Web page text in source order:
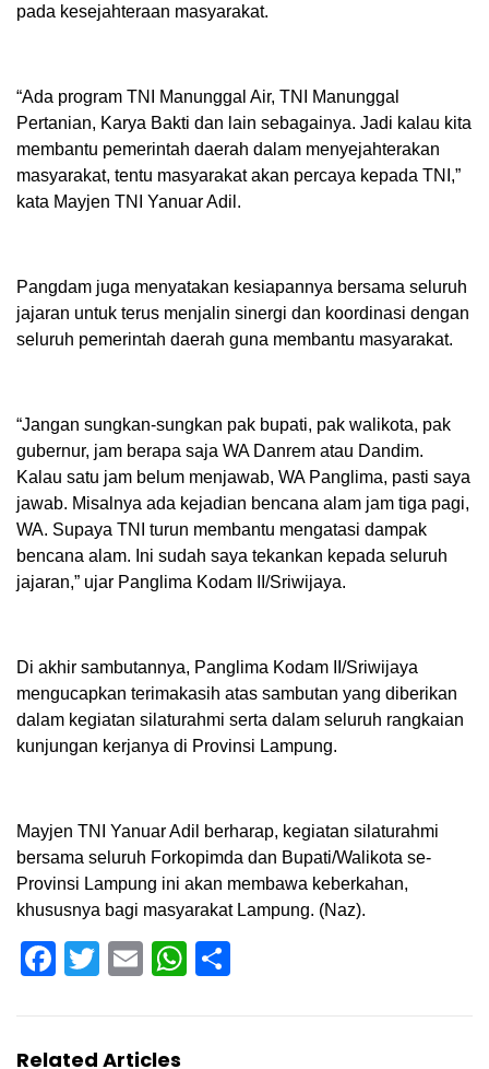
pada kesejahteraan masyarakat.
“Ada program TNI Manunggal Air, TNI Manunggal
Pertanian, Karya Bakti dan lain sebagainya. Jadi kalau kita
membantu pemerintah daerah dalam menyejahterakan
masyarakat, tentu masyarakat akan percaya kepada TNI,”
kata Mayjen TNI Yanuar Adil.
Pangdam juga menyatakan kesiapannya bersama seluruh
jajaran untuk terus menjalin sinergi dan koordinasi dengan
seluruh pemerintah daerah guna membantu masyarakat.
“Jangan sungkan-sungkan pak bupati, pak walikota, pak
gubernur, jam berapa saja WA Danrem atau Dandim.
Kalau satu jam belum menjawab, WA Panglima, pasti saya
jawab. Misalnya ada kejadian bencana alam jam tiga pagi,
WA. Supaya TNI turun membantu mengatasi dampak
bencana alam. Ini sudah saya tekankan kepada seluruh
jajaran,” ujar Panglima Kodam II/Sriwijaya.
Di akhir sambutannya, Panglima Kodam II/Sriwijaya
mengucapkan terimakasih atas sambutan yang diberikan
dalam kegiatan silaturahmi serta dalam seluruh rangkaian
kunjungan kerjanya di Provinsi Lampung.
Mayjen TNI Yanuar Adil berharap, kegiatan silaturahmi
bersama seluruh Forkopimda dan Bupati/Walikota se-
Provinsi Lampung ini akan membawa keberkahan,
khususnya bagi masyarakat Lampung. (Naz).
Facebook
Twitter
EmailWhatsApp
Related Articles